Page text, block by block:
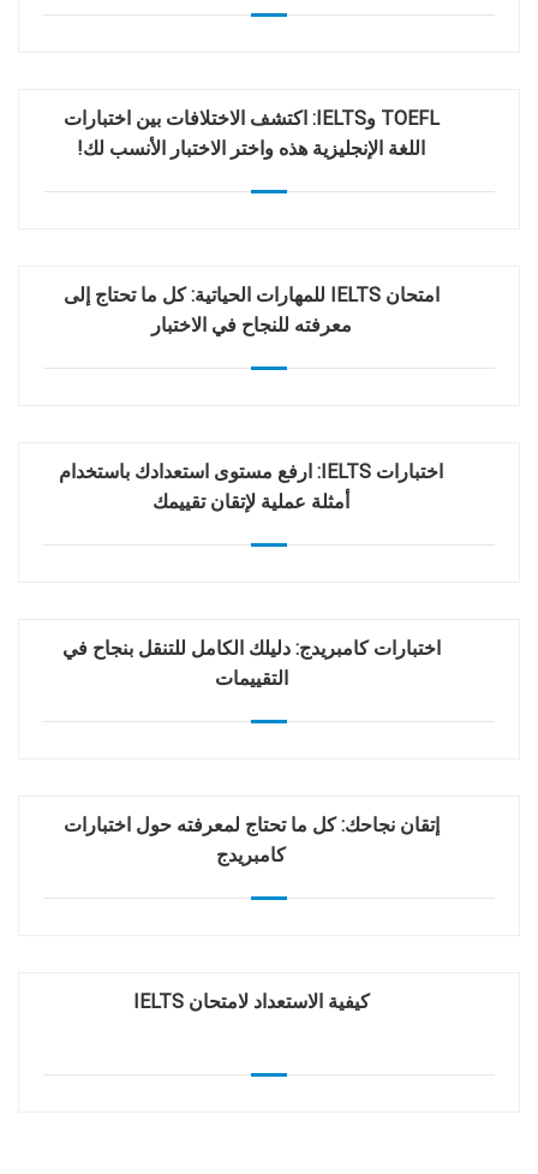
TOEFL وIELTS: اكتشف الاختلافات بين اختبارات
اللغة الإنجليزية هذه واختر الاختبار الأنسب لك!
امتحان IELTS للمهارات الحياتية: كل ما تحتاج إلى
معرفته للنجاح في الاختبار
اختبارات IELTS: ارفع مستوى استعدادك باستخدام
أمثلة عملية لإتقان تقييمك
اختبارات كامبريدج: دليلك الكامل للتنقل بنجاح في
التقييمات
إتقان نجاحك: كل ما تحتاج لمعرفته حول اختبارات
كامبريدج
كيفية الاستعداد لامتحان IELTS